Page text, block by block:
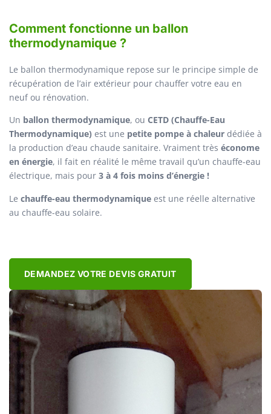
Comment fonctionne un ballon
thermodynamique ?
Le ballon thermodynamique repose sur le principe simple de
récupération de l’air extérieur pour chauffer votre eau en
neuf ou rénovation.
Un ballon thermodynamique, ou CETD (Chauffe-Eau
Thermodynamique) est une petite pompe à chaleur dédiée à
la production d’eau chaude sanitaire. Vraiment très économe
en énergie, il fait en réalité le même travail qu’un chauffe-eau
électrique, mais pour 3 à 4 fois moins d’énergie !
Le chauffe-eau thermodynamique est une réelle alternative
au chauffe-eau solaire.
DEMANDEZ VOTRE DEVIS GRATUIT